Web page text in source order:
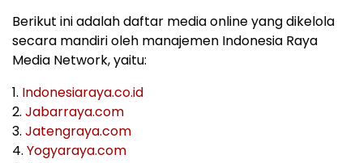
Berikut ini adalah daftar media online yang dikelola
secara mandiri oleh manajemen Indonesia Raya
Media Network, yaitu:
1. Indonesiaraya.co.id
2. Jabarraya.com
3. Jatengraya.com
4. Yogyaraya.com